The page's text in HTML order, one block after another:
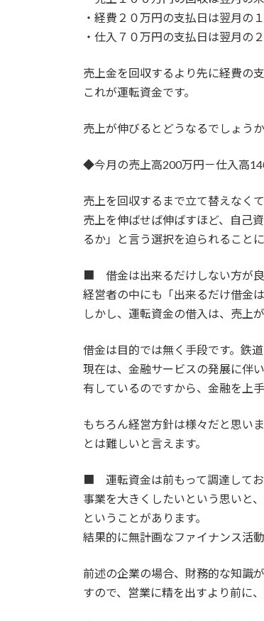
・経費２０万円の支払日は翌月の
・仕入７０万円の支払日は翌月の
売上金を回収するより先に経費の
これが運転資金です。
売上が伸びるとどうなるでしょうか
◆今月の売上高200万円－仕入高
売上を回収するまで立て替えなく
売上を伸ばせば伸ばすほど、自己
るか」と言う選択を迫られることに
■ 借金は出来るだけしない方が
経営者の中にも「出来るだけ借金
しかし、運転資金の借入は、売上
借金は目的では無く手段です。鉄
現在は、金融サービスの発展に伴
有しているのですから、金融を上
もちろん経営方針は様々だと思い
とは難しいと言えます。
■ 運転資金は前もって調達してお
事業を大きくしたいという思いと
ということがあります。
結果的に無計画なファイナンス活動
前述の企業の場合、財務的な知識
すので、営業に精を出すより前に